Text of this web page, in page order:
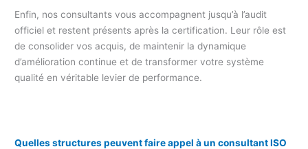
Enfin, nos consultants vous accompagnent jusqu’à l’audit
officiel et restent présents après la certification. Leur rôle est
de consolider vos acquis, de maintenir la dynamique
d’amélioration continue et de transformer votre système
qualité en véritable levier de performance.
Quelles structures peuvent faire appel à un consultant ISO